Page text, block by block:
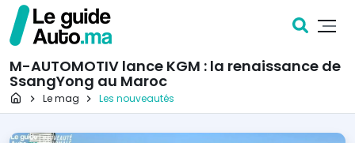
M-AUTOMOTIV lance KGM : la renaissance de
SsangYong au Maroc
Page d'accueil
Le mag Les nouveautés